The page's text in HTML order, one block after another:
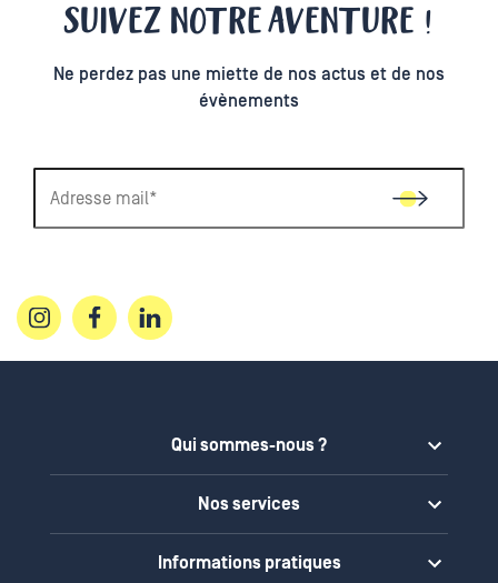
SUIVEZ NOTRE AVENTURE !
Ne perdez pas une miette de nos actus et de nos
évènements
Qui sommes-nous ?
Notre équipe
Nos services
Informations pratiques